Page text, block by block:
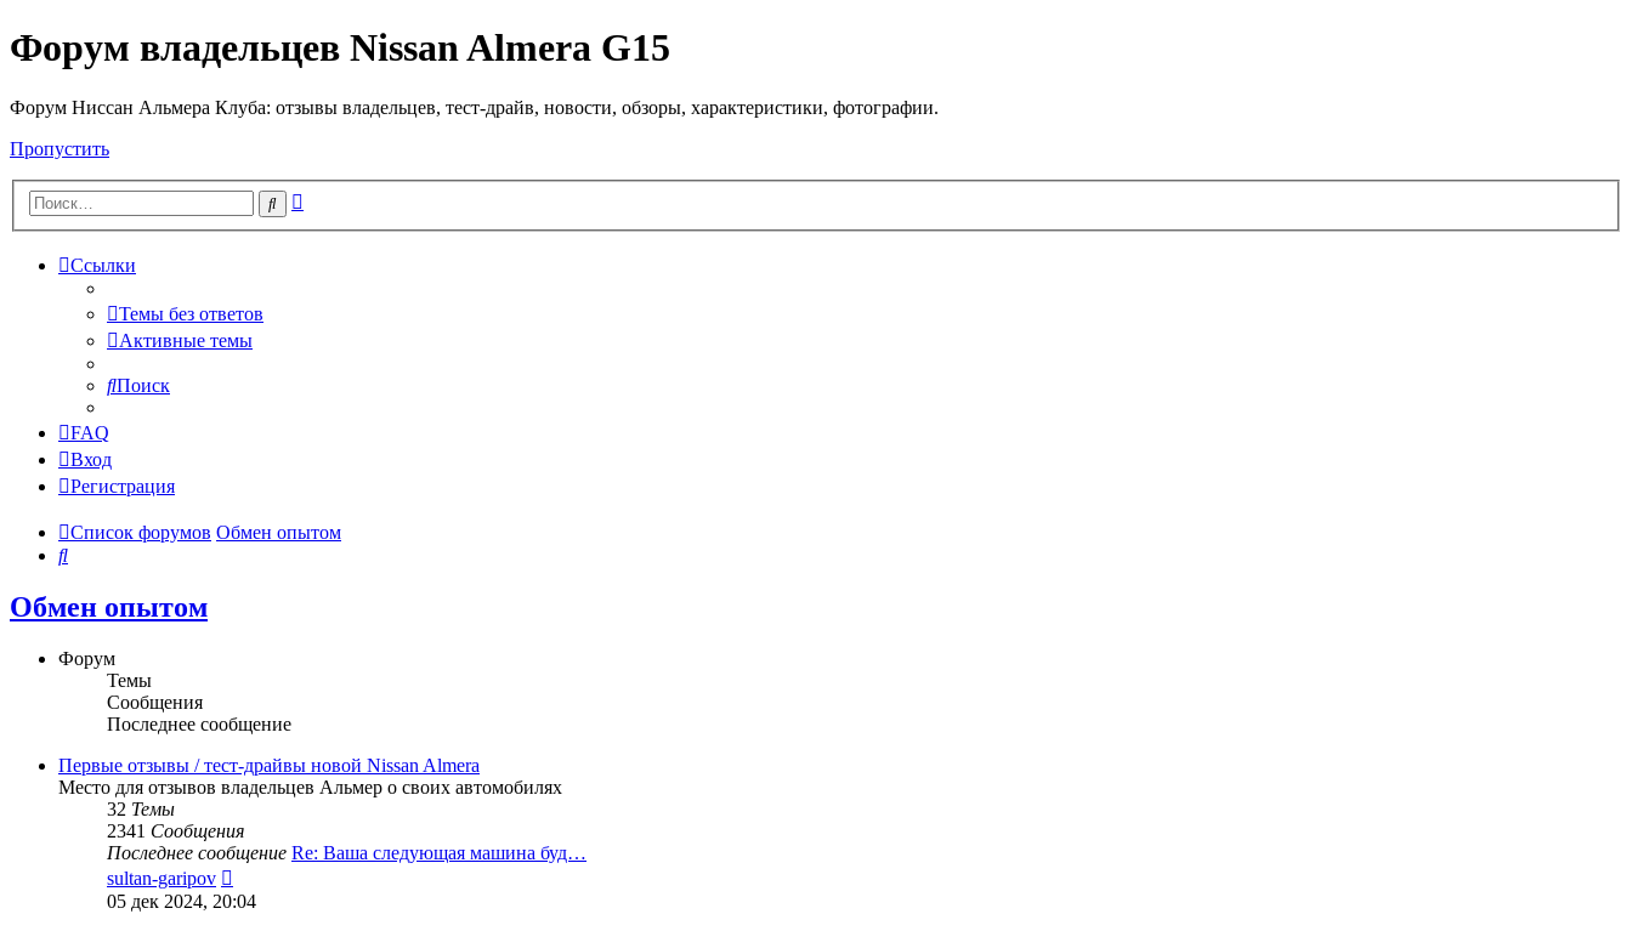
Форум владельцев Nissan Almera G15
Форум Ниссан Альмера Клуба: отзывы владельцев, тест-драйв, новости, обзоры, характеристики, фотографии.
Пропустить
Поиск
Ссылки
Темы без ответов
Активные темы
Поиск
FAQ
Вход
Регистрация
Список форумов Обмен опытом
Поиск
Обмен опытом
Форум
Темы
Сообщения
Последнее сообщение
Первые отзывы / тест-драйвы новой Nissan Almera
Место для отзывов владельцев Альмер о своих автомобилях
32 Темы
2341 Сообщения
Последнее сообщение Re: Ваша следующая машина буд…
sultan-garipov
к
05 дек 2024, 20:04